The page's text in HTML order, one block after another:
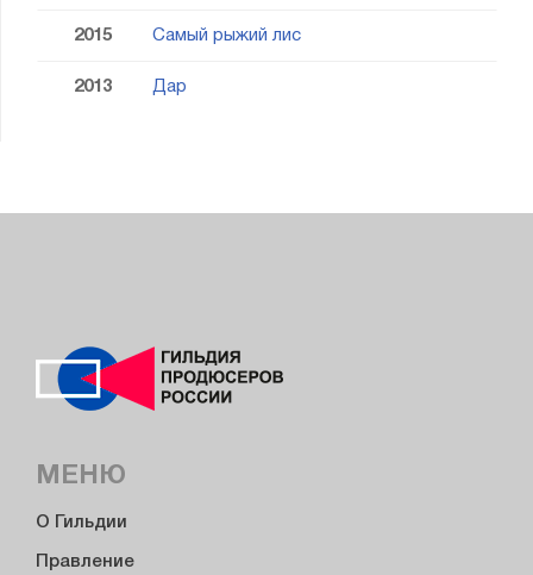
2015 Самый рыжий лис
2013 Дар
МЕНЮ
О Гильдии
Правление